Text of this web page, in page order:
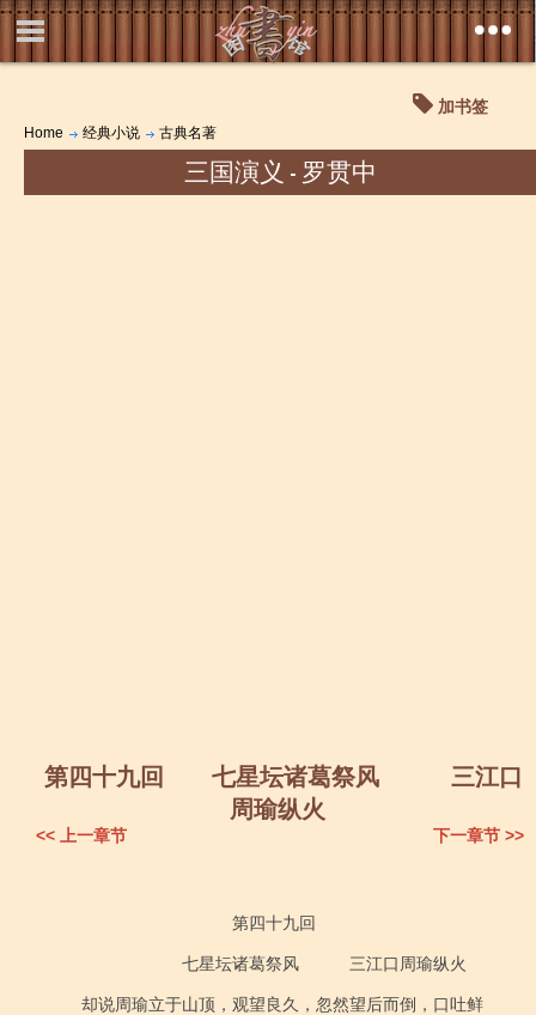
加书签
Home 经典小说 古典名著
三国演义 - 罗贯中
第四十九回 七星坛诸葛祭风 三江口
周瑜纵火
<< 上一章节 下一章节 >>
第四十九回
七星坛诸葛祭风　　　三江口周瑜纵火
却说周瑜立于山顶，观望良久，忽然望后而倒，口吐鲜